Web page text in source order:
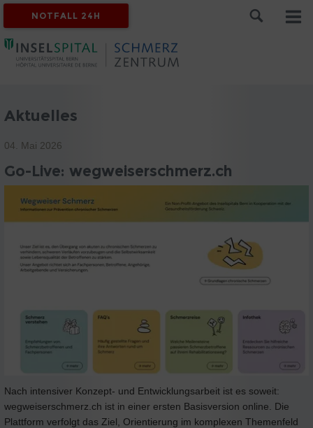
NOTFALL 24H
Aktuelles
04. Mai 2026
Go-Live: wegweiserschmerz.ch
Nach intensiver Konzept- und Entwicklungsarbeit ist es soweit:
wegweiserschmerz.ch ist in einer ersten Basisversion online. Die
Plattform verfolgt das Ziel, Orientierung im komplexen Themenfeld